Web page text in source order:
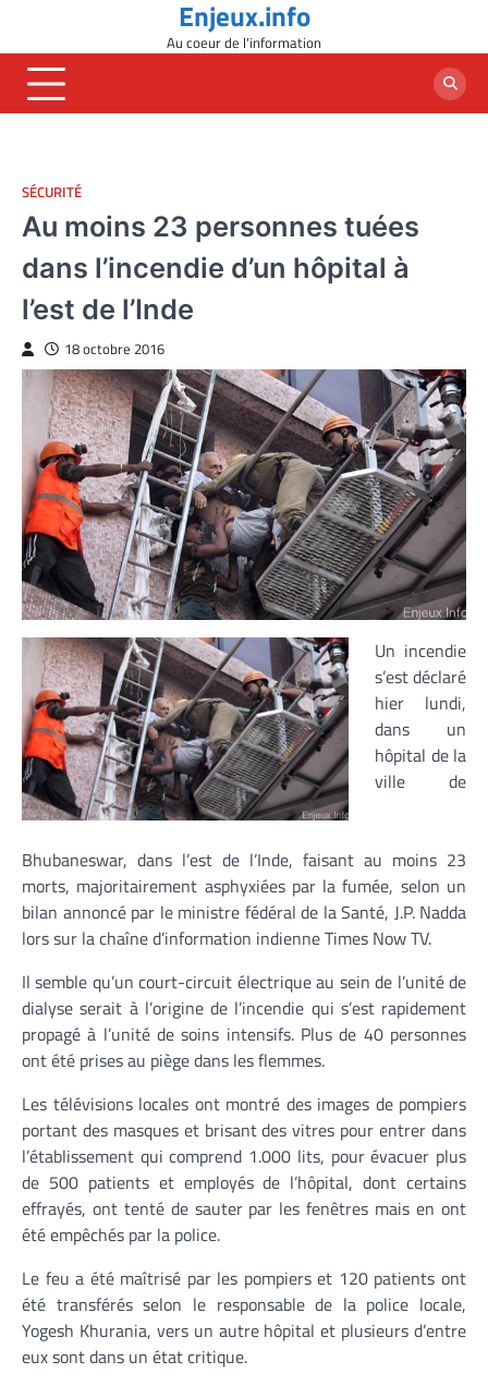
content
Enjeux.info
Au coeur de l'information
SÉCURITÉ
Au moins 23 personnes tuées
dans l’incendie d’un hôpital à
l’est de l’Inde
18 octobre 2016
Un incendie
s’est déclaré
hier lundi,
dans un
hôpital de la
ville de
Bhubaneswar, dans l’est de l’Inde, faisant au moins 23
morts, majoritairement asphyxiées par la fumée, selon un
bilan annoncé par le ministre fédéral de la Santé, J.P. Nadda
lors sur la chaîne d’information indienne Times Now TV.
Il semble qu’un court-circuit électrique au sein de l’unité de
dialyse serait à l’origine de l’incendie qui s’est rapidement
propagé à l’unité de soins intensifs. Plus de 40 personnes
ont été prises au piège dans les flemmes.
Les télévisions locales ont montré des images de pompiers
portant des masques et brisant des vitres pour entrer dans
l’établissement qui comprend 1.000 lits, pour évacuer plus
de 500 patients et employés de l’hôpital, dont certains
effrayés, ont tenté de sauter par les fenêtres mais en ont
été empêchés par la police.
Le feu a été maîtrisé par les pompiers et 120 patients ont
été transférés selon le responsable de la police locale,
Yogesh Khurania, vers un autre hôpital et plusieurs d’entre
eux sont dans un état critique.